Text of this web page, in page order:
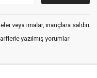
veya imalar, inançlara saldırı
yazılmış yorumlar